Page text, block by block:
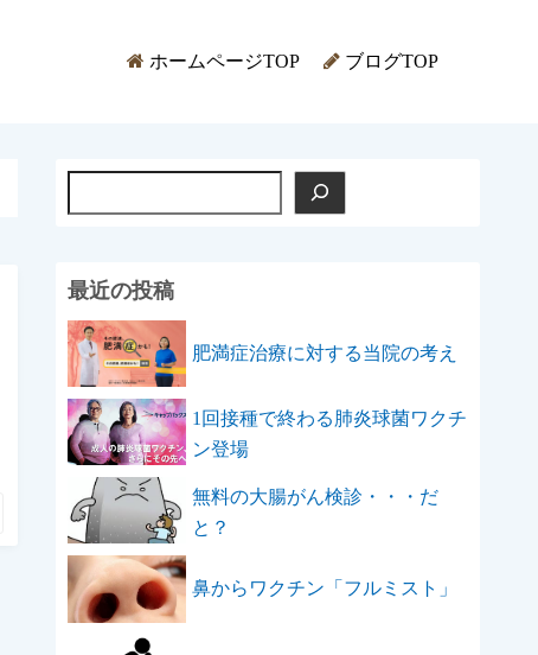
ホームページTOP ブログTOP
索
最近の投稿
肥満症治療に対する当院の考え
1回接種で終わる肺炎球菌ワクチ
ン登場
無料の大腸がん検診・・・だ
と？
鼻からワクチン「フルミスト」